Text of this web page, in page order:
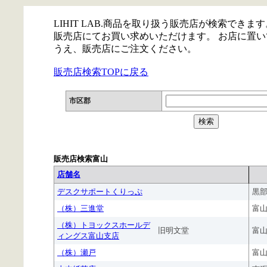
LIHIT LAB.商品を取り扱う販売店が検索できま
販売店にてお買い求めいただけます。 お店に置
うえ、販売店にご注文ください。
販売店検索TOPに戻る
市区郡
販売店検索富山
店舗名
デスクサポートくりっぷ
黒
（株）三進堂
富
（株）トヨックスホールデ
ィングス富山支店
旧明文堂 富
（株）瀬戸
富